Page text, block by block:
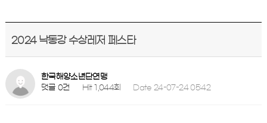
2024 낙동강 수상레저 페스타
한국해양소년단연맹
댓글 0건
Hit 1,044회 Date 24-07-24 05:42